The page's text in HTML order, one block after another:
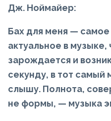
Дж. Ноймайер:
Бах для меня —
актуальное в
зарождается и
секунду, в тот самый
слышу. Полнота,
не формы, — музыка